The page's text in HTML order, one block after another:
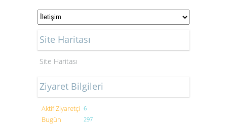
Site Haritası
Site Haritası
Ziyaret Bilgileri
Aktif Ziyaretçi 6
Bugün
297